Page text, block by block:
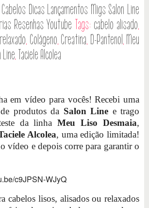
Cabelos Dicas Lançamentos Migs Salon Line
Resenhas Youtube Tags: cabelo alisado,
, Colágeno, Creatina, D-Pantenol, Meu
Line, Taciele Alcolea
em vídeo para vocês! Recebi uma
produtos da Salon Line e trago
da linhaMeu Liso Desmaia,
Alcolea, uma edição limitada!
vídeo e depois corre para garantir o
c9JPSN-WJyQ
cabelos lisos, alisados ou relaxados